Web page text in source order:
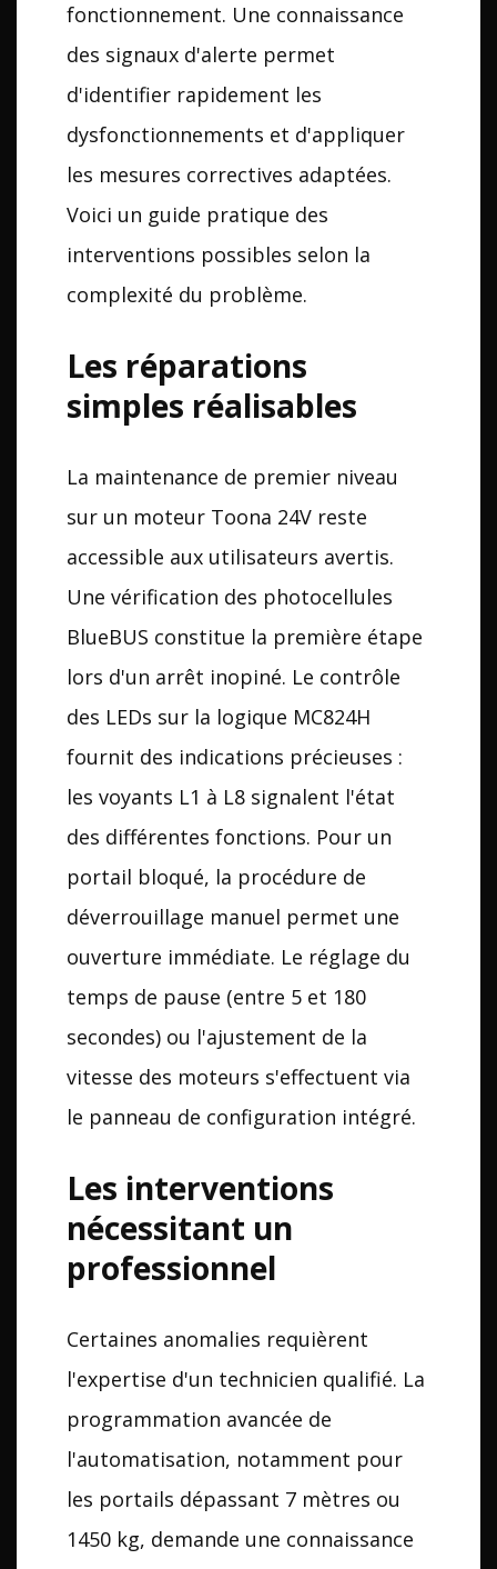
fonctionnement. Une connaissance
des signaux d'alerte permet
d'identifier rapidement les
dysfonctionnements et d'appliquer
les mesures correctives adaptées.
Voici un guide pratique des
interventions possibles selon la
complexité du problème.
Les réparations
simples réalisables
La maintenance de premier niveau
sur un moteur Toona 24V reste
accessible aux utilisateurs avertis.
Une vérification des photocellules
BlueBUS constitue la première étape
lors d'un arrêt inopiné. Le contrôle
des LEDs sur la logique MC824H
fournit des indications précieuses :
les voyants L1 à L8 signalent l'état
des différentes fonctions. Pour un
portail bloqué, la procédure de
déverrouillage manuel permet une
ouverture immédiate. Le réglage du
temps de pause (entre 5 et 180
secondes) ou l'ajustement de la
vitesse des moteurs s'effectuent via
le panneau de configuration intégré.
Les interventions
nécessitant un
professionnel
Certaines anomalies requièrent
l'expertise d'un technicien qualifié. La
programmation avancée de
l'automatisation, notamment pour
les portails dépassant 7 mètres ou
1450 kg, demande une connaissance